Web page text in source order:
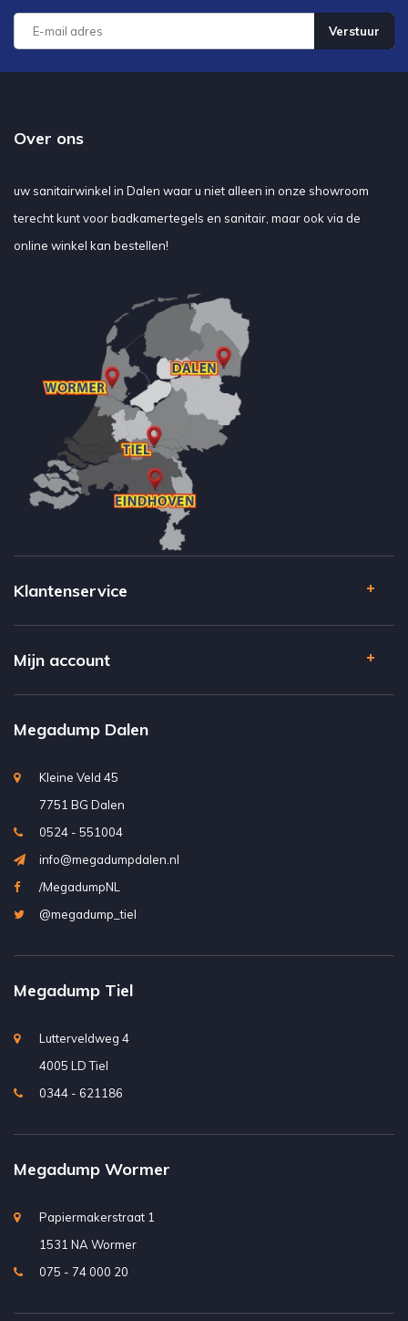
Verstuur
Over ons
uw sanitairwinkel in Dalen waar u niet alleen in onze showroom
terecht kunt voor badkamertegels en sanitair, maar ook via de
online winkel kan bestellen!
Klantenservice
Mijn account
Megadump Dalen
Kleine Veld 45
7751 BG Dalen
0524 - 551004
info@megadumpdalen.nl
/MegadumpNL
@megadump_tiel
Megadump Tiel
Lutterveldweg 4
4005 LD Tiel
0344 - 621186
Megadump Wormer
Papiermakerstraat 1
1531 NA Wormer
075 - 74 000 20